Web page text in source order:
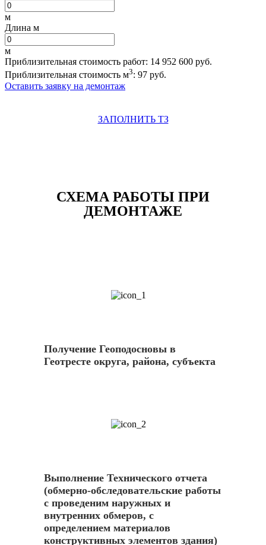
м
Длина м
м
Приблизительная стоимость работ: 14 952 600 руб.
Приблизительная стоимость м3: 97 руб.
Оставить заявку на демонтаж
ЗАПОЛНИТЬ ТЗ
СХЕМА РАБОТЫ ПРИ
ДЕМОНТАЖЕ
Получение Геоподосновы в
Геотресте округа, района, субъекта
Выполнение Технического отчета
(обмерно-обследовательские работы
с проведеним наружных и
внутренних обмеров, с
определением материалов
конструктивных элементов здания)